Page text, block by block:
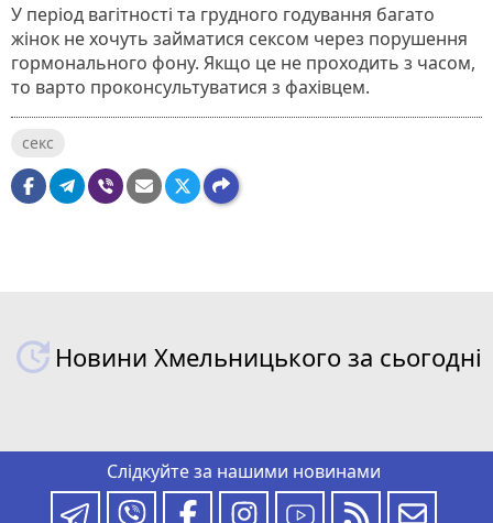
У період вагітності та грудного годування багато
жінок не хочуть займатися сексом через порушення
гормонального фону. Якщо це не проходить з часом,
то варто проконсультуватися з фахівцем.
секс
Новини Хмельницького за сьогодні
Слідкуйте за нашими новинами